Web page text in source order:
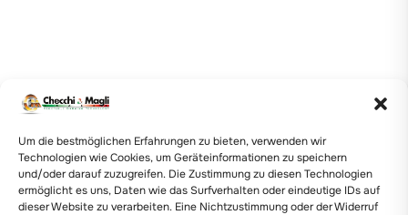
Um die bestmöglichen Erfahrungen zu bieten, verwenden wir
Technologien wie Cookies, um Geräteinformationen zu speichern
und/oder darauf zuzugreifen. Die Zustimmung zu diesen Technologien
ermöglicht es uns, Daten wie das Surfverhalten oder eindeutige IDs auf
dieser Website zu verarbeiten. Eine Nichtzustimmung oder der Widerruf